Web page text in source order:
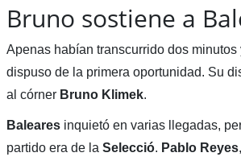
Bruno sostiene a
Apenas habían transcurrido dos minutos
dispuso de la primera oportunidad. Su
al córner Bruno Klimek.
Balearesinquietó en varias llegadas,
partido era de la Selecció. Pablo Reyes,